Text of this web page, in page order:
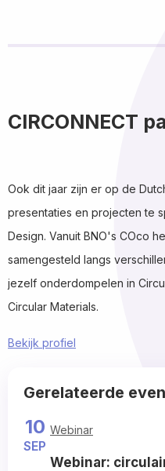
CIRCONNECT
Ook dit jaar zijn er op de
presentaties en projecten te
Design. Vanuit BNO's COco
samengesteld langs
jezelf onderdompelen in
Circular Materials.
Bekijk profiel
Gerelateerde
10
SEP
Webinar
Webinar: